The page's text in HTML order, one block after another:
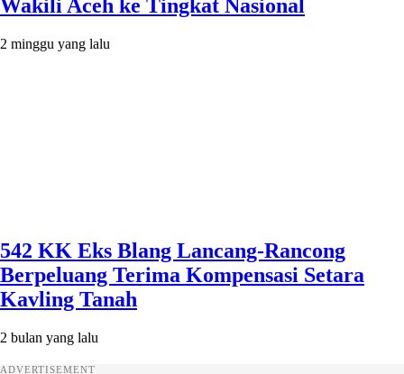
Wakili Aceh ke Tingkat Nasional
2 minggu yang lalu
542 KK Eks Blang Lancang-Rancong
Berpeluang Terima Kompensasi Setara
Kavling Tanah
2 bulan yang lalu
ADVERTISEMENT